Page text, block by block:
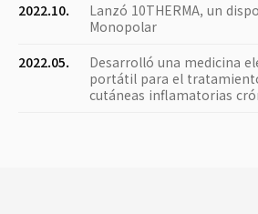
2022.10.
Lanzó 10THERMA, un
Monopolar
2022.05.
Desarrolló una medicina
portátil para el
cutáneas inflamatorias